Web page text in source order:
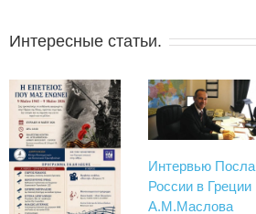
Интересные статьи.
Интервью Посла
России в Греции
А.М.Маслова